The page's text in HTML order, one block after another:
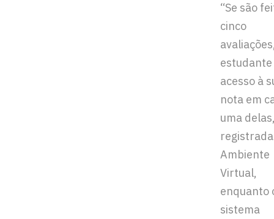
“Se são
cinco
acesso à
nota em
uma
Ambiente
Virtual,
enquanto
sistema